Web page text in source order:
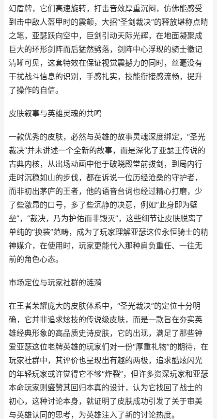
幻盾牌，它们高速旋转，打击音效厚重沉闷，仿佛能感受
到击中敌人盔甲时的震颤，大招“圣剑裁决”的释放堪称点睛
之笔，亚瑟跃向空中，巨剑引动天际光辉，在地面凝聚成
巨大的环形剑阵而后猛然劈落，剑阵中心浮现的骑士徽记
清晰可见，这套特效在保证视觉震撼力的同时，丝毫没有
干扰战斗信息的识别，手感扎实，技能衔接感流畅，提升
了操作的自信。
皮肤叙事与英雄灵魂的共鸣
一款优秀的皮肤，必然与英雄的故事灵魂深度绑定，“圣光
裁决”并未讲述一个全新的故事，而是深化了亚瑟王传说的
古典内核，从出场动画中他于破晓殿堂前拔剑，到局内行
走时沉稳如山的步伐，都在诉说一位历经沧桑的守护者，
而非初出茅庐的王者，他的语音台词也经过精心打磨，少
了些激昂的口号，多了些沉静的决意，例如“此身即为壁
垒”，“裁决，乃为护佑而非毁灭”，这些细节让皮肤脱离了
单纯的“换装”范畴，成为了玩家理解亚瑟这位永恒骑士的精
神媒介，在使用时，玩家更能代入那种肩负重任、一往无
前的角色心态。
市场定位与玩家社群的涟漪
在王者荣耀庞大的皮肤体系中，“圣光裁决”的定位十分明
确，它并非追求炫技的传说级皮肤，而是一款旨在夯实英
雄经典形象的高品质史诗皮肤，它的出现，满足了那些钟
爱亚瑟这位老牌英雄的玩家们对一份“厚重礼物”的期待，在
玩家社群中，其评价也呈现出有趣的两极，追求酷炫闪光
的年轻玩家或许觉得它不够“炸裂”，但许多资深玩家和亚瑟
本命玩家则盛赞其回归本真的设计，认为它找回了战士的
初心，这种讨论本身，就证明了皮肤成功引发了关于审美
与英雄认同的思考，为英雄注入了新的讨论热度。